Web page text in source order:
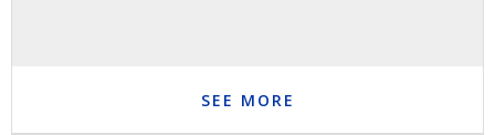
SEE MORE